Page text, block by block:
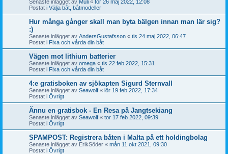
Senaste inlägget av Muli « tor 26 maj 2022, 12:08
Postat i Välja båt, båtmodeller
Hur många gånger skall man byta bälgen innan man lär sig?
:)
Senaste inlägget av AndersGustafsson « tis 24 maj 2022, 06:47
Postat i Fixa och vårda din båt
Vägen mot lithium batterier
Senaste inlägget av omega « tis 22 feb 2022, 15:31
Postat i Fixa och vårda din båt
4:e gratisboken av sjökapten Sigurd Sternvall
Senaste inlägget av Seawolf « lör 19 feb 2022, 17:34
Postat i Övrigt
Ännu en gratisbok - En Resa på Jangtsekiang
Senaste inlägget av Seawolf « tor 17 feb 2022, 09:39
Postat i Övrigt
SPAMPOST: Registrera båten i Malta på ett holdingbolag
Senaste inlägget av ErikSöder « mån 11 okt 2021, 09:30
Postat i Övrigt